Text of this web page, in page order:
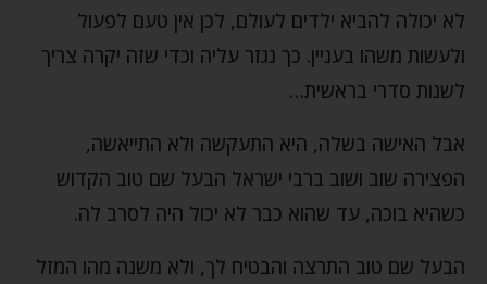
לא יכולה להביא ילדים לעולם, לכן אין טעם לפעול
ולעשות משהו בעניין. כך נגזר עליה וכדי שזה יקרה צריך
לשנות סדרי בראשית…
אבל האישה בשלה, היא התעקשה ולא התייאשה,
הפצירה שוב ושוב ברבי ישראל הבעל שם טוב הקדוש
כשהיא בוכה, עד שהוא כבר לא יכול היה לסרב לה.
הבעל שם טוב התרצה והבטיח לך, ולא משנה מהו המזל